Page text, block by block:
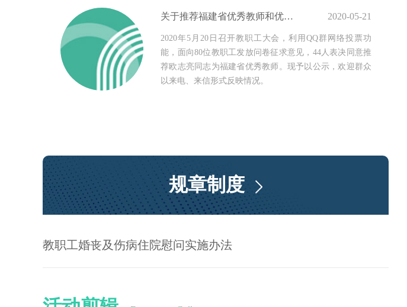
关于推荐福建省优秀教师和优秀教育工作者候选人 公示 2020-05-21
2020年5月20日召开教职工大会，利用QQ群网络投票功
能，面向80位教职工发放问卷征求意见，44人表决同意推
荐欧志亮同志为福建省优秀教师。现予以公示，欢迎群众
以来电、来信形式反映情况。
规章制度
教职工婚丧及伤病住院慰问实施办法